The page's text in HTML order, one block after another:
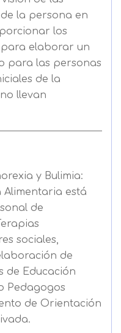
la persona en
los
para elaborar un
para las personas
de la
llevan
y Bulimia:
Alimentaria está
de
sociales,
de
de Educación
Pedagogos
de Orientación